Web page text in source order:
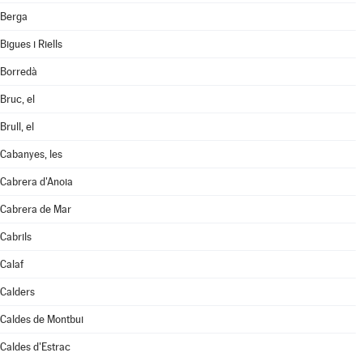
Berga
Bigues i Riells
Borredà
Bruc, el
Brull, el
Cabanyes, les
Cabrera d'Anoia
Cabrera de Mar
Cabrils
Calaf
Calders
Caldes de Montbui
Caldes d'Estrac